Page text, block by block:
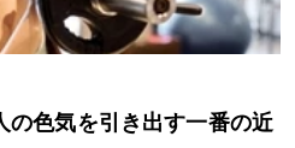
の色気を引き出す一番の近